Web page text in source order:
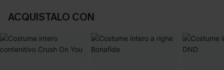
ACQUISTALO CON